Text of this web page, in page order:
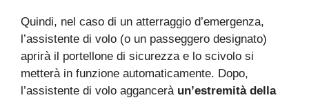
Quindi, nel caso di un atterraggio d’emergenza,
l’assistente di volo (o un passeggero designato)
aprirà il portellone di sicurezza e lo scivolo si
metterà in funzione automaticamente. Dopo,
l’assistente di volo aggancerà un’estremità della